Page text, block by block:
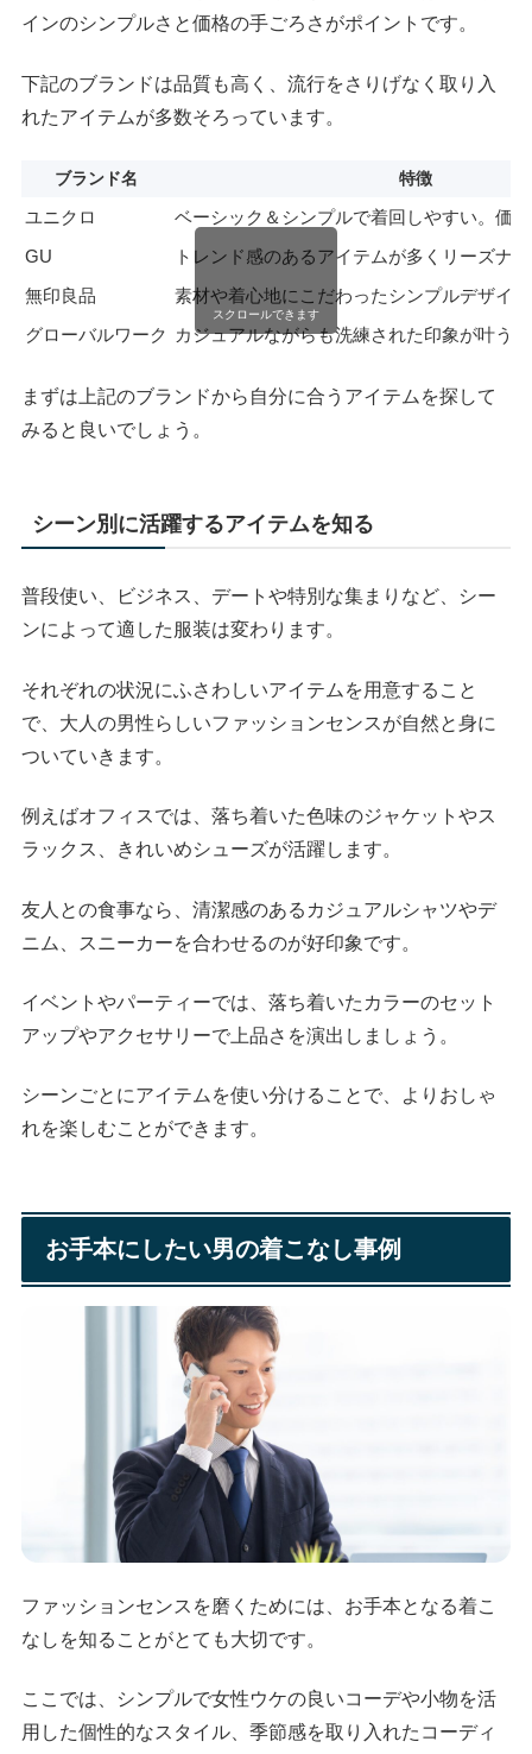
インのシンプルさと価格の手ごろさがポイントです。
下記のブランドは品質も高く、流行をさりげなく取り入
れたアイテムが多数そろっています。
ブランド名 特徴
ユニクロ
ベーシック＆シンプルで着回しやすい。価
GU
トレンド感のあるアイテムが多くリーズナ
無印良品
素材や着心地にこだわったシンプルデザイ
グローバルワーク カジュアルながらも洗練された印象が叶う
スクロールできます
まずは上記のブランドから自分に合うアイテムを探して
みると良いでしょう。
シーン別に活躍するアイテムを知る
普段使い、ビジネス、デートや特別な集まりなど、シー
ンによって適した服装は変わります。
それぞれの状況にふさわしいアイテムを用意すること
で、大人の男性らしいファッションセンスが自然と身に
ついていきます。
例えばオフィスでは、落ち着いた色味のジャケットやス
ラックス、きれいめシューズが活躍します。
友人との食事なら、清潔感のあるカジュアルシャツやデ
ニム、スニーカーを合わせるのが好印象です。
イベントやパーティーでは、落ち着いたカラーのセット
アップやアクセサリーで上品さを演出しましょう。
シーンごとにアイテムを使い分けることで、よりおしゃ
れを楽しむことができます。
お手本にしたい男の着こなし事例
ファッションセンスを磨くためには、お手本となる着こ
なしを知ることがとても大切です。
ここでは、シンプルで女性ウケの良いコーデや小物を活
用した個性的なスタイル、季節感を取り入れたコーディ